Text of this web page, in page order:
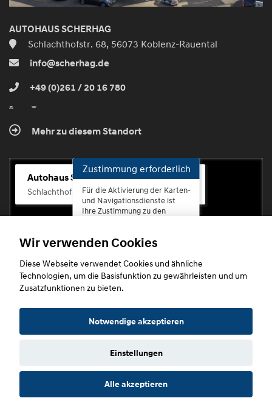
AUTOHAUS SCHERHAG
Schlachthofstr. 68, 56073 Koblenz-Rauental
info@scherhag.de
+49 (0)261 / 20 16 780
Mehr zu diesem Standort
Autohaus Scherhag
Schlachthofstr. 68, 56073 Koblenz-Rauental
Zustimmung erforderlich
Für die Aktivierung der Karten-
und Navigationsdienste ist
Ihre Zustimmung zu den
erforderlich.
Zustimmen
Copyright © 2026. Autohaus Scherhag
Datenschutz Impressum
Wir verwenden Cookies
Diese Webseite verwendet Cookies und ähnliche
Technologien, um die Basisfunktion zu gewährleisten und um
Zusatzfunktionen zu bieten.
Notwendige akzeptieren
Einstellungen
Alle akzeptieren